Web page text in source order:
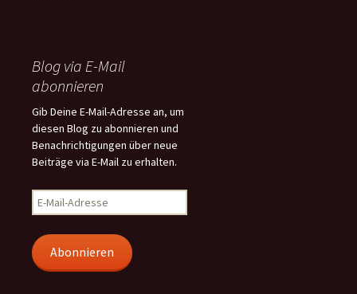
Blog via E-Mail
abonnieren
Gib Deine E-Mail-Adresse an, um
diesen Blog zu abonnieren und
Benachrichtigungen über neue
Beiträge via E-Mail zu erhalten.
E-
Mail-
Abonnieren